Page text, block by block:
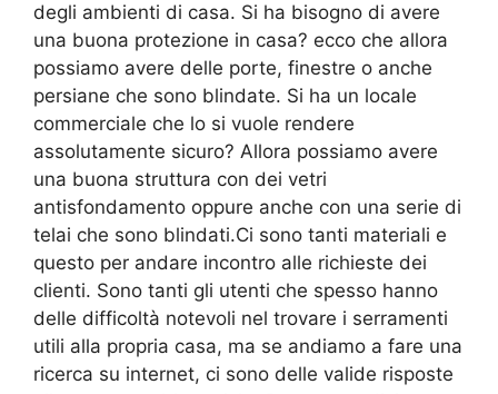
degli ambienti di casa. Si ha bisogno di avere
una buona protezione in casa? ecco che allora
possiamo avere delle porte, finestre o anche
persiane che sono blindate. Si ha un locale
commerciale che lo si vuole rendere
assolutamente sicuro? Allora possiamo avere
una buona struttura con dei vetri
antisfondamento oppure anche con una serie di
telai che sono blindati.Ci sono tanti materiali e
questo per andare incontro alle richieste dei
clienti. Sono tanti gli utenti che spesso hanno
delle difficoltà notevoli nel trovare i serramenti
utili alla propria casa, ma se andiamo a fare una
ricerca su internet, ci sono delle valide risposte